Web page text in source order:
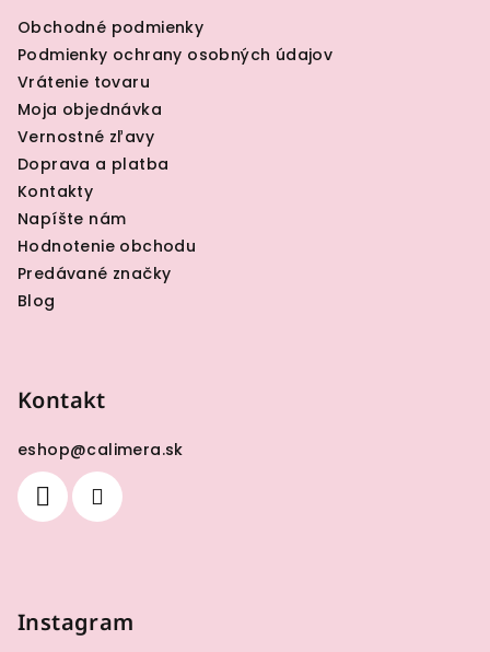
Obchodné podmienky
Podmienky ochrany osobných údajov
Vrátenie tovaru
Moja objednávka
Vernostné zľavy
Doprava a platba
Kontakty
Napíšte nám
Hodnotenie obchodu
Predávané značky
Blog
Kontakt
eshop@calimera.sk
Instagram